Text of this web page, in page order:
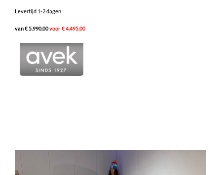
Levertijd 1-2 dagen
van € 5.990,00voor € 4.495,00